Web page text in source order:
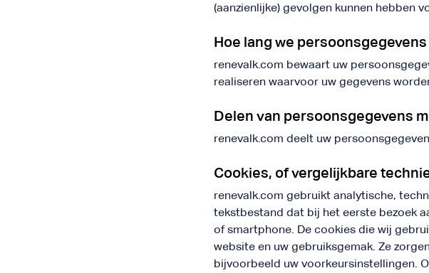
(aanzienlijke) gevolgen kunnen hebben
Hoe lang we
renevalk.com bewaart uw
realiseren waarvoor uw gegevens
Delen van persoonsgegevens
renevalk.com deelt uw
Cookies, of vergelijkbare
renevalk.com gebruikt analytische,
tekstbestand dat bij het eerste bezoek
of smartphone. De cookies die wij
website en uw gebruiksgemak. Ze
bijvoorbeeld uw voorkeursinstellingen.